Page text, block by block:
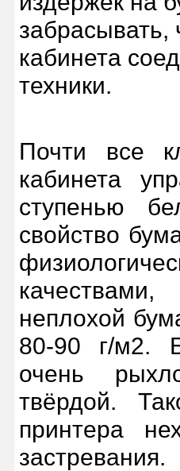
забрасывать,
кабинета
техники.
Почти все
кабинета
ступенью
свойство
неплохой
80-90 г/м2.
очень
твёрдой.
принтера
застревания.